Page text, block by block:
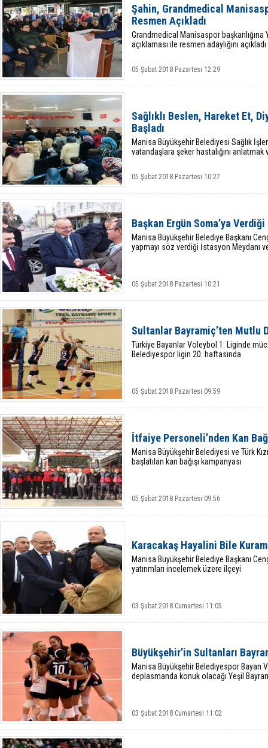
Şahin, Grandmedical
Resmen Açıkladı
Grandmedical Manisaspor başkanlığına
açıklaması ile resmen adaylığını açıkladı
05 Şubat 2018 Pazartesi 12:29
Sağlıklı Beslen, Hareket Et,
Başladı
Manisa Büyükşehir Belediyesi Sağlık
vatandaşlara şeker hastalığını anlatmak
05 Şubat 2018 Pazartesi 10:27
Başkan Ergün Soma’ya
Manisa Büyükşehir Belediye Başkanı
yapmayı söz verdiği İstasyon Meydanı
05 Şubat 2018 Pazartesi 10:21
Sultanlar Bayramiç’ten Mutlu
Türkiye Bayanlar Voleybol 1. Liginde
Belediyespor ligin 20. haftasında
05 Şubat 2018 Pazartesi 09:59
İtfaiye Personeli’nden Kan
Manisa Büyükşehir Belediyesi ve Türk
başlatılan kan bağışı kampanyası
05 Şubat 2018 Pazartesi 09:56
Karacakaş Hayalini Bile
Manisa Büyükşehir Belediye Başkanı
yatırımları incelemek üzere ilçeyi
03 Şubat 2018 Cumartesi 11:05
Büyükşehir’in Sultanları
Manisa Büyükşehir Belediyespor Bayan
deplasmanda konuk olacağı Yeşil
03 Şubat 2018 Cumartesi 11:02